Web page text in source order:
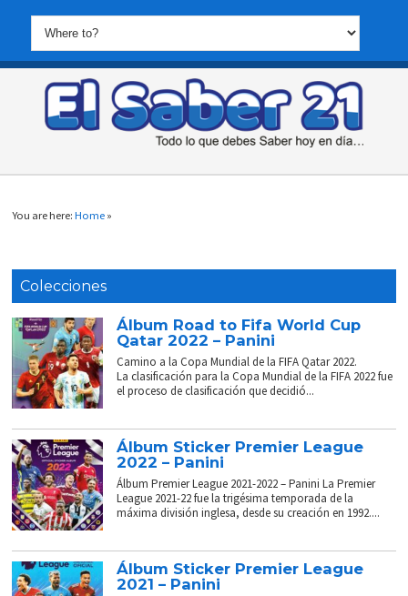
You are here:Home »
Colecciones
Álbum Road to Fifa World Cup
Qatar 2022 – Panini
Camino a la Copa Mundial de la FIFA Qatar 2022.
La clasificación para la Copa Mundial de la FIFA 2022 fue
el proceso de clasificación que decidió...
Álbum Sticker Premier League
2022 – Panini
Álbum Premier League 2021-2022 – Panini La Premier
League 2021-22 fue la trigésima temporada de la
máxima división inglesa, desde su creación en 1992....
Álbum Sticker Premier League
2021 – Panini